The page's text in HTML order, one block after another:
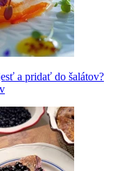
a pridať do šalátov?